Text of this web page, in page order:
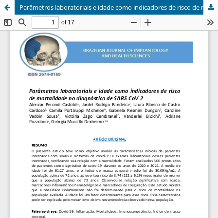
Parâmetros laboratoriais e idade como indicadores de risco de mortalidade no diagnóstico de SARS-CoV-2